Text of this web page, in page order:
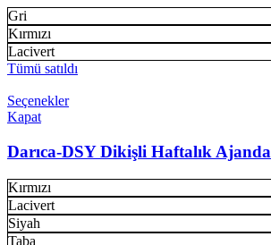
Gri
Kırmızı
Lacivert
Tümü satıldı
Seçenekler
Kapat
Darıca-DSY Dikişli Haftalık Ajanda
Kırmızı
Lacivert
Siyah
Taba